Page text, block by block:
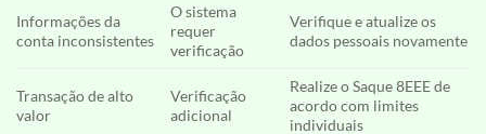
Informações da
conta inconsistentes
O sistema
requer
verificação
Verifique e atualize os
dados pessoais novamente
Transação de alto
valor
Verificação
adicional
Realize o Saque 8EEE de
acordo com limites
individuais